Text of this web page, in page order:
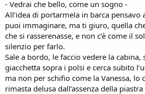
- Vedrai che bello, come un sogno -
All’idea di portarmela in barca pensavo
puoi immaginare, ma ti giuro, quella
che si rasserenasse, e non c’è come il
silenzio per farlo.
Sale a bordo, le faccio vedere la
giacchetta sopra i polsi e cerca subito
ma non per schifio come la Vanessa, lo
rimasta delusa dall’assenza della